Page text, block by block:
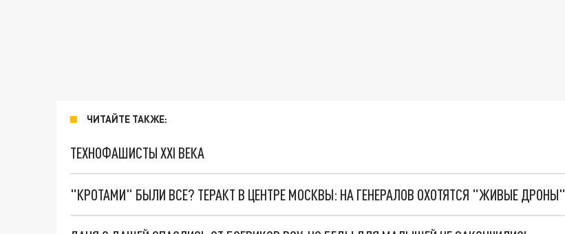
ЧИТАЙТЕ ТАКЖЕ:
ТЕХНОФАШИСТЫ XXI ВЕКА
"КРОТАМИ" БЫЛИ ВСЕ? ТЕРАКТ В ЦЕНТРЕ МОСКВЫ: НА ГЕНЕРАЛОВ ОХОТЯТСЯ "ЖИВЫЕ ДРОНЫ"